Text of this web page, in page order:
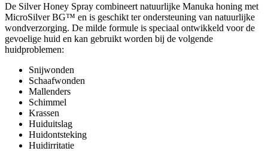
De Silver Honey Spray combineert natuurlijke Manuka honing met
MicroSilver BG™ en is geschikt ter ondersteuning van natuurlijke
wondverzorging. De milde formule is speciaal ontwikkeld voor de
gevoelige huid en kan gebruikt worden bij de volgende
huidproblemen:
Snijwonden
Schaafwonden
Mallenders
Schimmel
Krassen
Huiduitslag
Huidontsteking
Huidirritatie